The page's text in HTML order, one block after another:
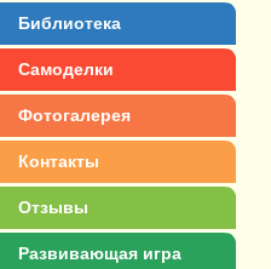
Библиотека
Самоделки
Фотогалерея
Контакты
Отзывы
Развивающая игра